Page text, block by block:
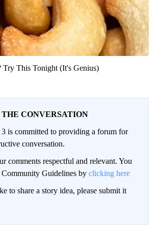
Try This Tonight (It's Genius)
THE CONVERSATION
is committed to providing a forum for
conversation.
comments respectful and relevant. You
Guidelines by clicking here
to share a story idea, please submit it